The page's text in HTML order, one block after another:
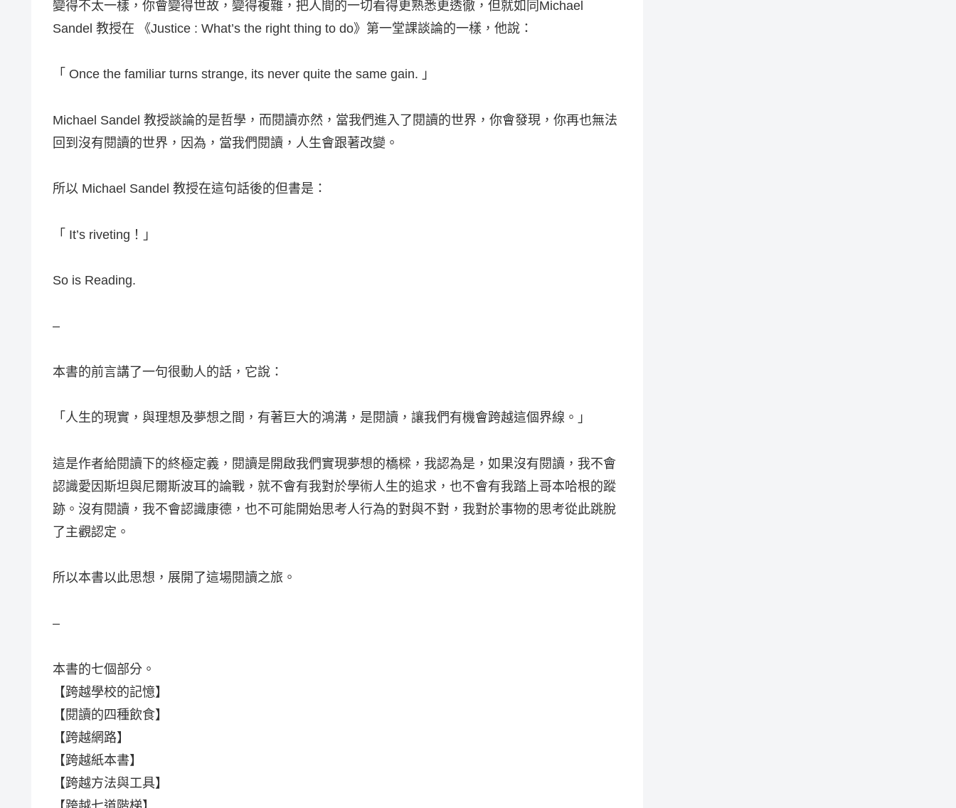
變得不太一樣，你會變得世故，變得複雜，把人間的一切看得更熟悉更透徹，但就如同Michael
Sandel 教授在 《Justice : What’s the right thing to do》第一堂課談論的一樣，他說：
「 Once the familiar turns strange, its never quite the same gain. 」
Michael Sandel 教授談論的是哲學，而閱讀亦然，當我們進入了閱讀的世界，你會發現，你再也無法
回到沒有閱讀的世界，因為，當我們閱讀，人生會跟著改變。
所以 Michael Sandel 教授在這句話後的但書是：
「 It’s riveting！」
So is Reading.
–
本書的前言講了一句很動人的話，它說：
「人生的現實，與理想及夢想之間，有著巨大的鴻溝，是閱讀，讓我們有機會跨越這個界線。」
這是作者給閱讀下的終極定義，閱讀是開啟我們實現夢想的橋樑，我認為是，如果沒有閱讀，我不會
認識愛因斯坦與尼爾斯波耳的論戰，就不會有我對於學術人生的追求，也不會有我踏上哥本哈根的蹤
跡。沒有閱讀，我不會認識康德，也不可能開始思考人行為的對與不對，我對於事物的思考從此跳脫
了主觀認定。
所以本書以此思想，展開了這場閱讀之旅。
–
本書的七個部分。
【跨越學校的記憶】
【閱讀的四種飲食】
【跨越網路】
【跨越紙本書】
【跨越方法與工具】